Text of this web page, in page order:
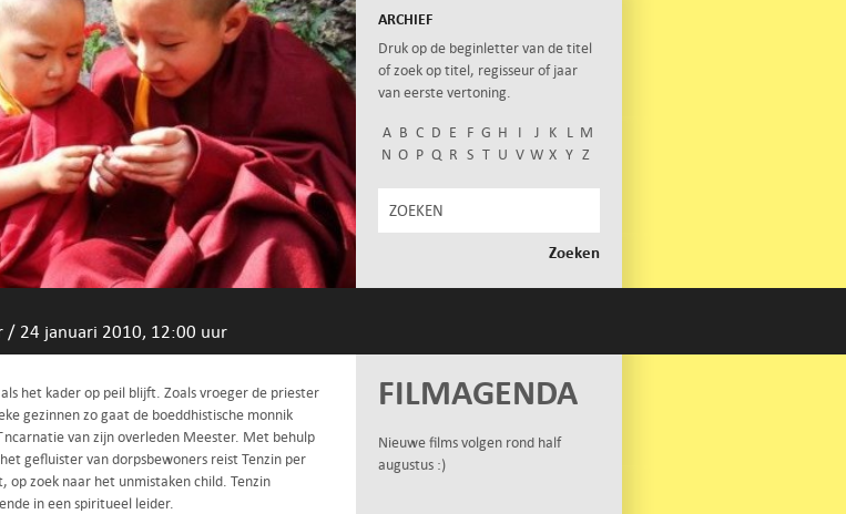
ARCHIEF
Druk op de beginletter van de titel
of zoek op titel, regisseur of jaar
van eerste vertoning.
A B C D E F G H I J K L M
N O P Q R S T U V W X Y Z
/ 24 januari 2010, 12:00 uur
het kader op peil blijft. Zoals vroeger de priester
gezinnen zo gaat de boeddhistische monnik
van zijn overleden Meester. Met behulp
gefluister van dorpsbewoners reist Tenzin per
op zoek naar het unmistaken child. Tenzin
in een spiritueel leider.
FILMAGENDA
Nieuwe films volgen rond half
augustus :)